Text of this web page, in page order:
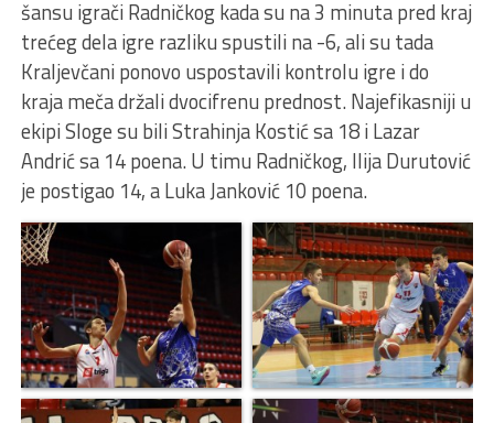
šansu igrači Radničkog kada su na 3 minuta pred kraj
trećeg dela igre razliku spustili na -6, ali su tada
Kraljevčani ponovo uspostavili kontrolu igre i do
kraja meča držali dvocifrenu prednost. Najefikasniji u
ekipi Sloge su bili Strahinja Kostić sa 18 i Lazar
Andrić sa 14 poena. U timu Radničkog, Ilija Durutović
je postigao 14, a Luka Janković 10 poena.